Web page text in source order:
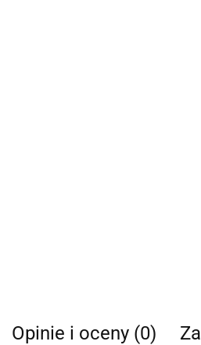
Opinie i oceny (0)